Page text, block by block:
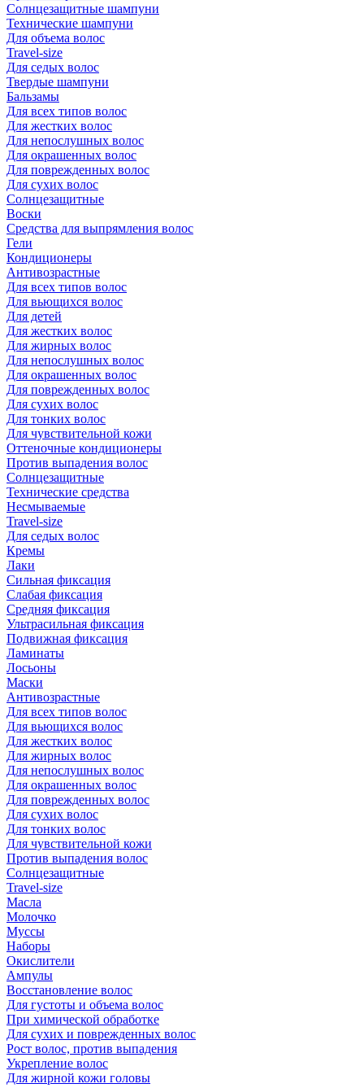
Солнцезащитные шампуни
Технические шампуни
Для объема волос
Travel-size
Для седых волос
Твердые шампуни
Бальзамы
Для всех типов волос
Для жестких волос
Для непослушных волос
Для окрашенных волос
Для поврежденных волос
Для сухих волос
Солнцезащитные
Воски
Средства для выпрямления волос
Гели
Кондиционеры
Антивозрастные
Для всех типов волос
Для вьющихся волос
Для детей
Для жестких волос
Для жирных волос
Для непослушных волос
Для окрашенных волос
Для поврежденных волос
Для сухих волос
Для тонких волос
Для чувствительной кожи
Оттеночные кондиционеры
Против выпадения волос
Солнцезащитные
Технические средства
Несмываемые
Travel-size
Для седых волос
Кремы
Лаки
Сильная фиксация
Слабая фиксация
Средняя фиксация
Ультрасильная фиксация
Подвижная фиксация
Ламинаты
Лосьоны
Маски
Антивозрастные
Для всех типов волос
Для вьющихся волос
Для жестких волос
Для жирных волос
Для непослушных волос
Для окрашенных волос
Для поврежденных волос
Для сухих волос
Для тонких волос
Для чувствительной кожи
Против выпадения волос
Солнцезащитные
Travel-size
Масла
Молочко
Муссы
Наборы
Окислители
Ампулы
Восстановление волос
Для густоты и объема волос
При химической обработке
Для сухих и поврежденных волос
Рост волос, против выпадения
Укрепление волос
Для жирной кожи головы